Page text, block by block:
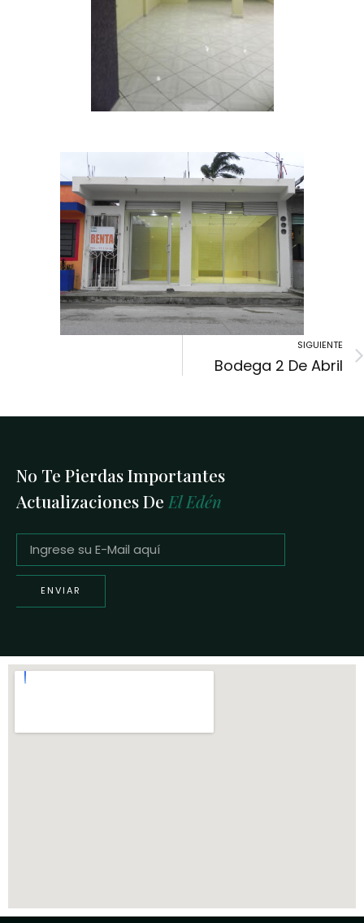
SIGUIENTE
Bodega 2 De Abril
No Te Pierdas Importantes
Actualizaciones De El Edén
ENVIAR